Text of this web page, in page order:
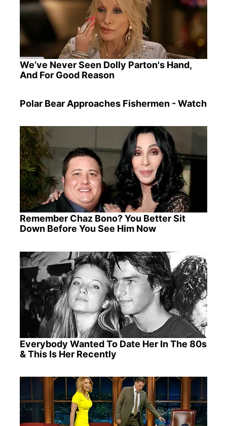
We’ve Never Seen Dolly Parton's Hand,
And For Good Reason
Polar Bear Approaches Fishermen - Watch
Remember Chaz Bono? You Better Sit
Down Before You See Him Now
Everybody Wanted To Date Her In The 80s
& This Is Her Recently